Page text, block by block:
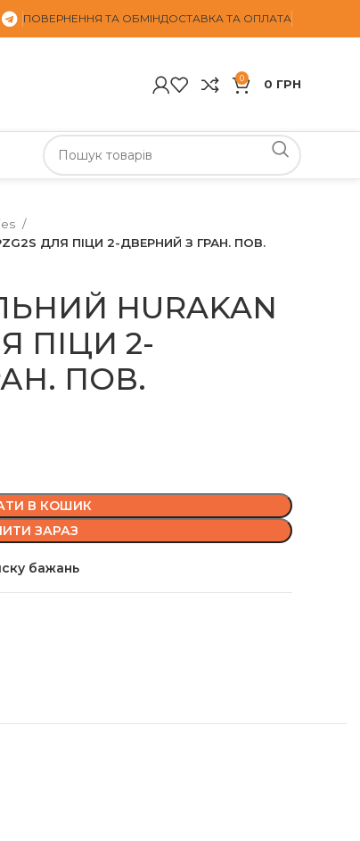
ПОВЕРНЕННЯ ТА ОБМІНДОСТАВКА ТА ОПЛАТА
0 0 ГРН
ДЛЯ ПІЦИ 2-ДВЕРНИЙ З ГРАН. ПОВ.
HURAKAN
ПІЦИ 2-
ПОВ.
В КОШИК
ЗАРАЗ
бажань